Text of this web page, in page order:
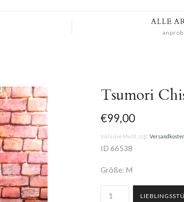
ALLE
Tsumori
€99,00
Inklusive MwSt. zzgl. Versandkosten
ID 66538
Größe: M